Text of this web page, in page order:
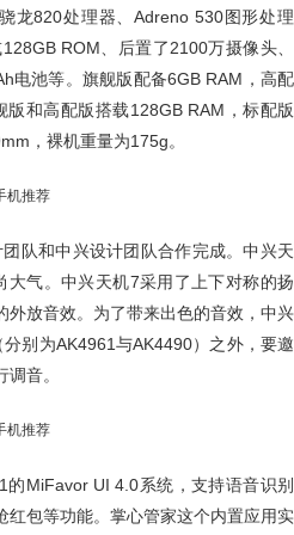
龙820处理器、Adreno 530图形处理
ROM、后置了2100万摄像头、
电池等。旗舰版配备6GB RAM，高配
和高配版搭载128GB RAM，标配版
，裸机重量为175g。
队和中兴设计团队合作完成。中兴天
气。中兴天机7采用了上下对称的扬
外放音效。为了带来出色的音效，中兴
别为AK4961与AK4490）之外，要邀
音。
MiFavor UI 4.0系统，支持语音识别
红包等功能。掌心管家这个内置应用实